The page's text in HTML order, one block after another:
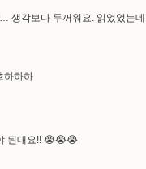
생각보다 두꺼워요. 읽었었는
하하하
된대요!! 😭😭😭